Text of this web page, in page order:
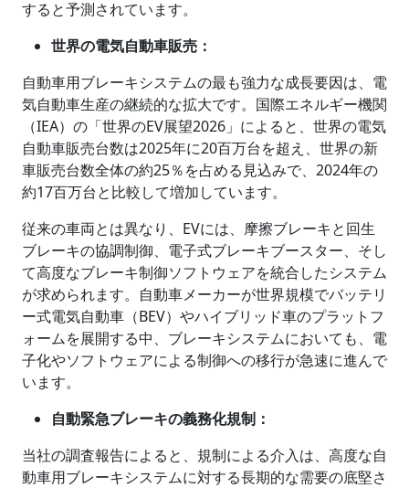
すると予測されています。
世界の電気自動車販売：
自動車用ブレーキシステムの最も強力な成長要因は、電
気自動車生産の継続的な拡大です。国際エネルギー機関
（IEA）の「世界のEV展望2026」によると、世界の電気
自動車販売台数は2025年に20百万台を超え、世界の新
車販売台数全体の約25％を占める見込みで、2024年の
約17百万台と比較して増加しています。
従来の車両とは異なり、EVには、摩擦ブレーキと回生
ブレーキの協調制御、電子式ブレーキブースター、そし
て高度なブレーキ制御ソフトウェアを統合したシステム
が求められます。自動車メーカーが世界規模でバッテリ
ー式電気自動車（BEV）やハイブリッド車のプラットフ
ォームを展開する中、ブレーキシステムにおいても、電
子化やソフトウェアによる制御への移行が急速に進んで
います。
自動緊急ブレーキの義務化規制：
当社の調査報告によると、規制による介入は、高度な自
動車用ブレーキシステムに対する長期的な需要の底堅さ